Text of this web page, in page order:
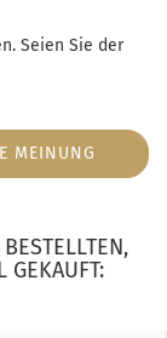
Seien Sie der
MEINUNG
GEKAUFT: